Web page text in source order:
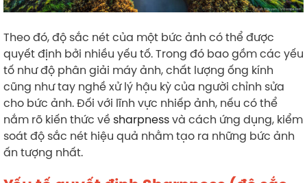
Theo đó, độ sắc nét của một bức ảnh có thể được
quyết định bởi nhiều yếu tố. Trong đó bao gồm các yếu
tố như độ phân giải máy ảnh, chất lượng ống kính
cũng như tay nghề xử lý hậu kỳ của người chỉnh sửa
cho bức ảnh. Đối với lĩnh vực nhiếp ảnh, nếu có thể
nắm rõ kiến thức vềsharpnessvà cách ứng dụng, kiểm
soát độ sắc nét hiệu quả nhằm tạo ra những bức ảnh
ấn tượng nhất.